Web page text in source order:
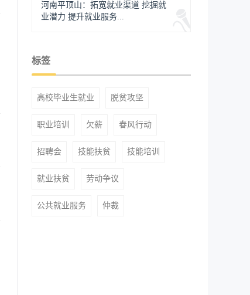
河南平顶山：拓宽就业渠道 挖掘就
业潜力 提升就业服务...
标签
高校毕业生就业 脱贫攻坚
职业培训 欠薪 春风行动
招聘会 技能扶贫 技能培训
就业扶贫 劳动争议
公共就业服务 仲裁